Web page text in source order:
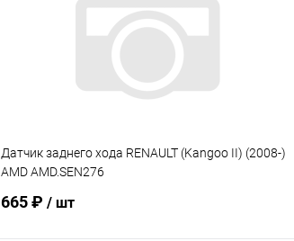
Купить в 1 клик Сравнение
Под заказ
Датчик заднего хода RENAULT (Kangoo II) (2008-)
AMD AMD.SEN276
665 ₽ / шт